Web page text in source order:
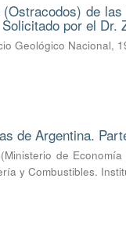
(Ostracodos) de
por el Dr.
Geológico Nacional,
de Argentina.
(Ministerio de
y Combustibles.